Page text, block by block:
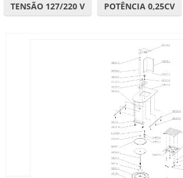
TENSÃO 127/220 V POTÊNCIA 0,25CV